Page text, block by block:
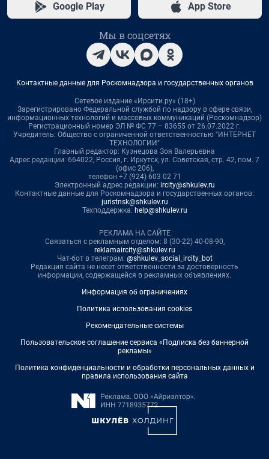
Google Play App Store
Мы в соцсетях
Контактные данные для Роскомнадзора и государственных органов
Сетевое издание «Ирсити.ру» (18+)
Зарегистрировано Федеральной службой по надзору в сфере связи,
информационных технологий и массовых коммуникаций (Роскомнадзор)
Регистрационный номер ЭЛ № ФС 77 – 83655 от 26.07.2022 г.
Учредитель: Общество с ограниченной ответственностью "ИНТЕРНЕТ
ТЕХНОЛОГИИ"
Главный редактор: Кузнецова Зоя Валерьевна
Адрес редакции: 664022, Россия, г. Иркутск, ул. Советская, стр. 42, пом. 7
(офис 206),
телефон +7 (924) 603 02 71
Электронный адрес редакции: ircity@shkulev.ru
Контактные данные для Роскомнадзора и государственных органов:
juristnsk@shkulev.ru
Техподдержка: help@shkulev.ru
РЕКЛАМА НА САЙТЕ
Связаться с рекламным отделом: 8 (30-22) 40-08-90,
reklamaircity@shkulev.ru
Чат-бот в телеграм: @shkulev_social_ircity_bot
Редакция сайта не несет ответственности за достоверность
информации, содержащейся в рекламных объявлениях.
Информация об ограничениях
Политика использования cookies
Рекомендательные системы
Пользовательское соглашение сервиса «Подписка без баннерной
рекламы»
Политика конфиденциальности и обработки персональных данных и
правила использования сайта